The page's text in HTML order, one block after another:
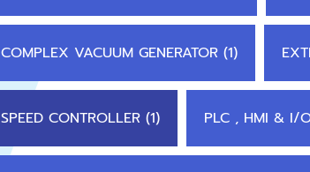
COMPLEX VACUUM GENERATOR (1)
SPEED CONTROLLER (1) PLC , HMI & I/